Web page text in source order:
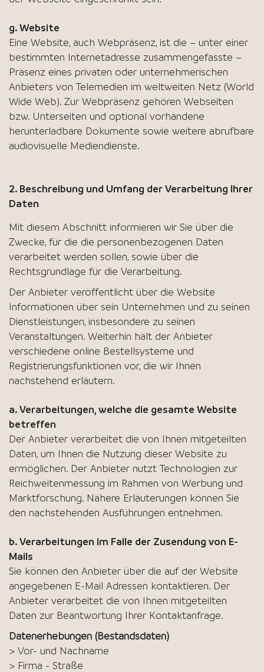
g. Website
Eine Website, auch Webpräsenz, ist die – unter einer
bestimmten Internetadresse zusammengefasste –
Präsenz eines privaten oder unternehmerischen
Anbieters von Telemedien im weltweiten Netz (World
Wide Web). Zur Webpräsenz gehören Webseiten
bzw. Unterseiten und optional vorhandene
herunterladbare Dokumente sowie weitere abrufbare
audiovisuelle Mediendienste.
2. Beschreibung und Umfang der Verarbeitung Ihrer
Daten
Mit diesem Abschnitt informieren wir Sie über die
Zwecke, für die die personenbezogenen Daten
verarbeitet werden sollen, sowie über die
Rechtsgrundlage für die Verarbeitung.
Der Anbieter veröffentlicht über die Website
Informationen über sein Unternehmen und zu seinen
Dienstleistungen, insbesondere zu seinen
Veranstaltungen. Weiterhin hält der Anbieter
verschiedene online Bestellsysteme und
Registrierungsfunktionen vor, die wir Ihnen
nachstehend erläutern.
a. Verarbeitungen, welche die gesamte Website
betreffen
Der Anbieter verarbeitet die von Ihnen mitgeteilten
Daten, um Ihnen die Nutzung dieser Website zu
ermöglichen. Der Anbieter nutzt Technologien zur
Reichweitenmessung im Rahmen von Werbung und
Marktforschung. Nähere Erläuterungen können Sie
den nachstehenden Ausführungen entnehmen.
b. Verarbeitungen im Falle der Zusendung von E-
Mails
Sie können den Anbieter über die auf der Website
angegebenen E-Mail Adressen kontaktieren. Der
Anbieter verarbeitet die von Ihnen mitgeteilten
Daten zur Beantwortung Ihrer Kontaktanfrage.
Datenerhebungen (Bestandsdaten)
> Vor- und Nachname
> Firma - Straße